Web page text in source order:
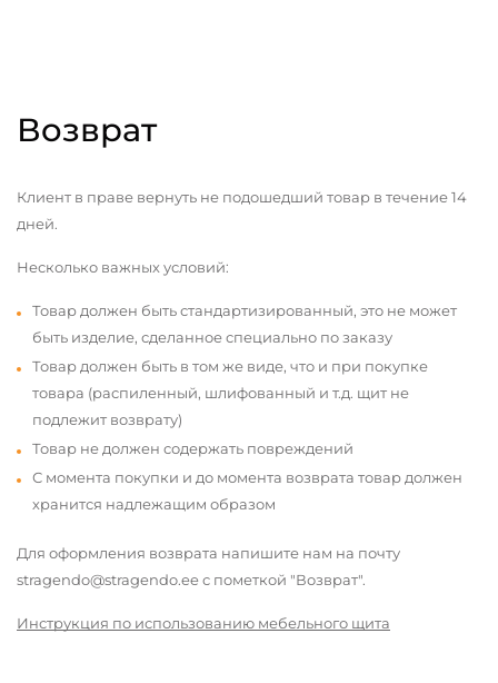
Возврат
Клиент в праве вернуть не подошедший товар в течение 14
дней.
Несколько важных условий:
Товар должен быть стандартизированный, это не может
быть изделие, сделанное специально по заказу
Товар должен быть в том же виде, что и при покупке
товара (распиленный, шлифованный и т.д. щит не
подлежит возврату)
Товар не должен содержать повреждений
С момента покупки и до момента возврата товар должен
хранится надлежащим образом
Для оформления возврата напишите нам на почту
stragendo@stragendo.ee с пометкой "Возврат".
Инструкция по использованию мебельного щита